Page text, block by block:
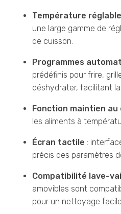
Température réglable
une large gamme de
de cuisson.
Programmes
prédéfinis pour frire,
déshydrater, facilitant
Fonction maintien au
les aliments à
Écran tactile :
précis des paramètres
Compatibilité lave-
amovibles sont
pour un nettoyage facile.